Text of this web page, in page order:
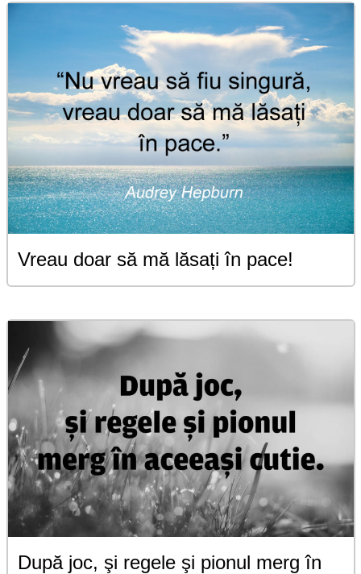
Vreau doar să mă lăsați în pace!
După joc, şi regele şi pionul merg în